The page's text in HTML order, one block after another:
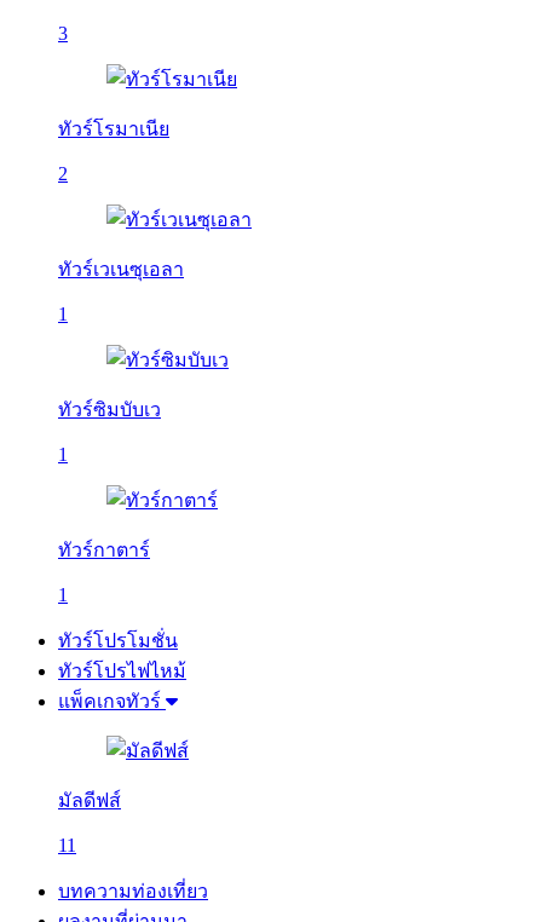
3
ทัวร์โรมาเนีย
2
ทัวร์เวเนซุเอลา
1
ทัวร์ซิมบับเว
1
ทัวร์กาตาร์
1
ทัวร์โปรโมชั่น
ทัวร์โปรไฟไหม้
แพ็คเกจทัวร์
มัลดีฟส์
11
บทความท่องเที่ยว